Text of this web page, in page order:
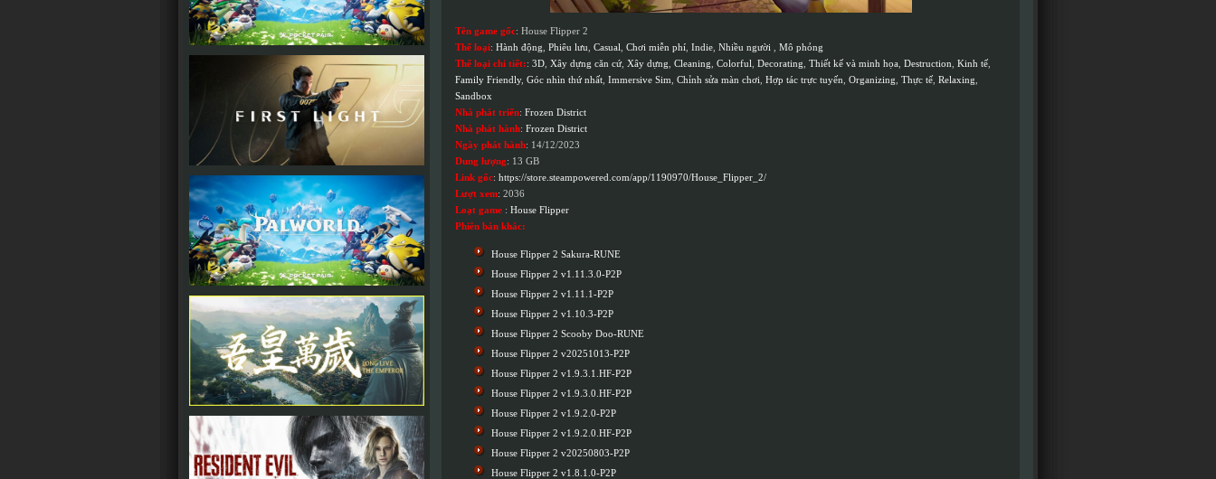
Tên game gốc: House Flipper 2
Thể loại: Hành động Phiêu lưu Casual Chơi miễn phí Indie Nhiều người
Mô phỏng
Thể loại chi tiết:: 3D Xây dựng căn cứ, Xây dựng Cleaning Colorful Decorating Thiết kế và minh họa Destruction Kinh tế
Family Friendly, Góc nhìn thứ nhất Immersive Sim Chỉnh sửa màn chơi Hợp tác trực tuyến Organizing Thực tế Relaxing
Sandbox
Nhà phát triển: Frozen District
Nhà phát hành: Frozen District
Ngày phát hành: 14/12/2023
Dung lượng: 13 GB
Link gốc: https://store.steampowered.com/app/1190970/House_Flipper_2/
Lượt xem: 2036
Loạt game : House Flipper
Phiên bản khác:
House Flipper 2 Sakura-RUNE
House Flipper 2 v1.11.3.0-P2P
House Flipper 2 v1.11.1-P2P
House Flipper 2 v1.10.3-P2P
House Flipper 2 Scooby Doo-RUNE
House Flipper 2 v20251013-P2P
House Flipper 2 v1.9.3.1.HF-P2P
House Flipper 2 v1.9.3.0.HF-P2P
House Flipper 2 v1.9.2.0-P2P
House Flipper 2 v1.9.2.0.HF-P2P
House Flipper 2 v20250803-P2P
House Flipper 2 v1.8.1.0-P2P